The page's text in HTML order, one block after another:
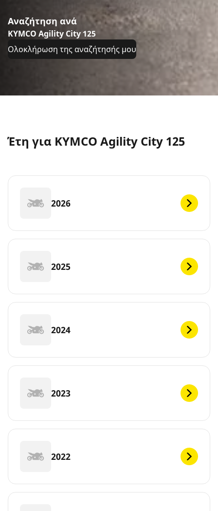
Αναζήτηση ανά
KYMCO Agility City 125
Ολοκλήρωση της αναζήτησής μου
Έτη για KYMCO Agility City 125
2026
2025
2024
2023
2022